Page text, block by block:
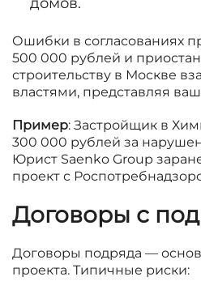
Ошибки в согласованиях
500 000 рублей и
строительству в Москве
властями, представляя
Пример: Застройщик в
300 000 рублей за
Юрист Saenko Group
проект с
Договоры с
Договоры подряда —
проекта. Типичные риски: